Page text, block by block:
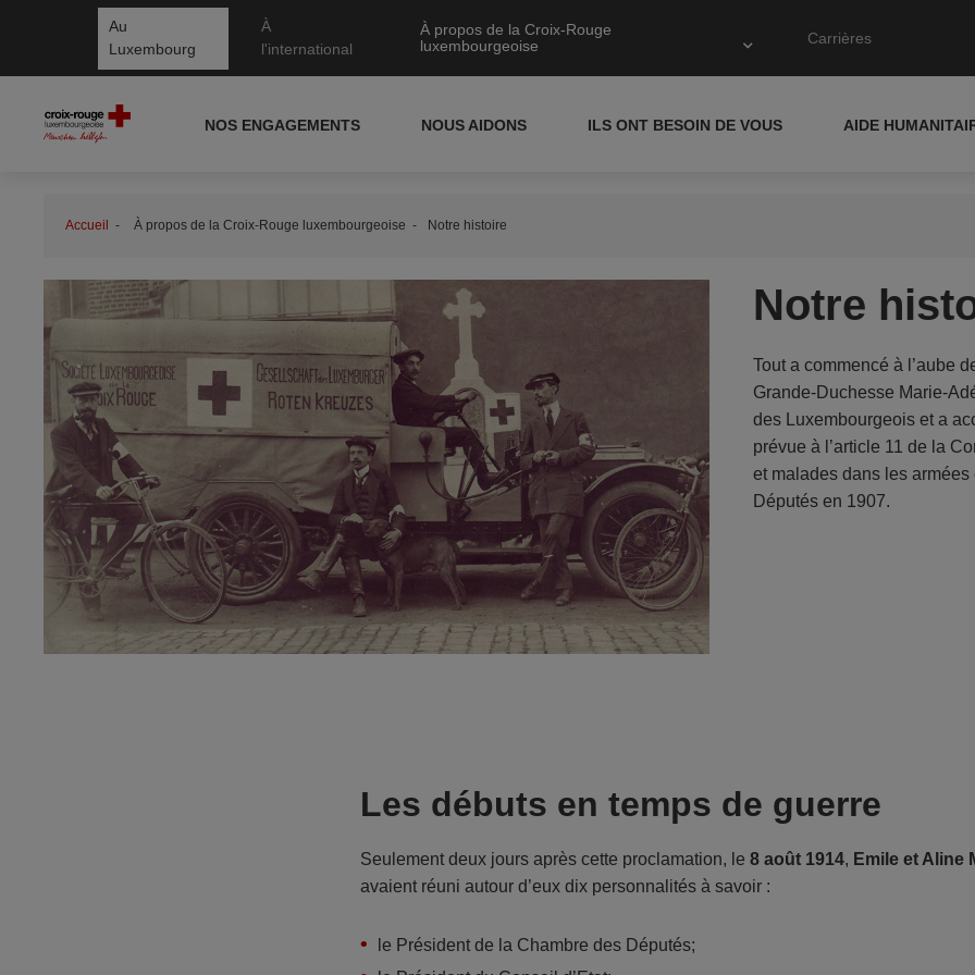
Au
Luxembourg
À
l'international
À propos de la Croix-Rouge
luxembourgeoise
Carrières
NOS ENGAGEMENTS NOUS AIDONS ILS ONT BESOIN DE VOUS AIDE
Accueil À propos de la Croix-Rouge luxembourgeoise Notre histoire
Notre
Tout a commencé à l’aube
Grande-Duchesse Marie-
des Luxembourgeois et a
prévue à l’article 11 de la
et malades dans les
Députés en 1907.
Les débuts en temps de guerre
Seulement deux jours après cette proclamation, le 8 août 1914, Emile et Aline
avaient réuni autour d’eux dix personnalités à savoir :
le Président de la Chambre des Députés;